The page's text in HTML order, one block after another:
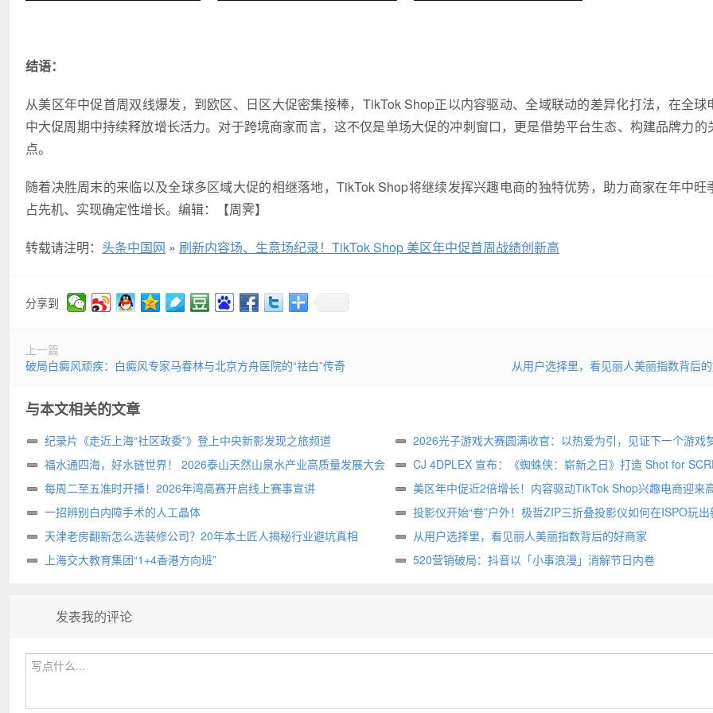
结语：
从美区年中促首周双线爆发，到欧区、日区大促密集接棒，TikTok Shop正以内容驱动、全域联动的差异化打法，在全球
中大促周期中持续释放增长活力。对于跨境商家而言，这不仅是单场大促的冲刺窗口，更是借势平台生态、构建品牌力的
点。
随着决胜周末的来临以及全球多区域大促的相继落地，TikTok Shop将继续发挥兴趣电商的独特优势，助力商家在年中旺
占先机、实现确定性增长。编辑：【周霁】
转载请注明： 头条中国网 » 刷新内容场、生意场纪录！TikTok Shop 美区年中促首周战绩创新高
分享到
上一篇
破局白癜风顽疾：白癜风专家马春林与北京方舟医院的“祛白”传奇
从用户选择里，看见丽人美丽指数背后
与本文相关的文章
纪录片《走近上海“社区政委”》登上中央新影发现之旅频道
2026光子游戏大赛圆满收官：以热爱为引，见证下一个游戏
生
福水通四海，好水链世界！ 2026泰山天然山泉水产业高质量发展大会
圆满举行
CJ 4DPLEX 宣布：《蜘蛛侠：崭新之日》打造 Shot for
属版本
每周二至五准时开播！2026年湾高赛开启线上赛事宣讲
美区年中促近2倍增长！内容驱动TikTok Shop兴趣电商迎来
一招辨别白内障手术的人工晶体
投影仪开始“卷”户外！极哲ZIP三折叠投影仪如何在ISPO玩出
样？
天津老房翻新怎么选装修公司？20年本土匠人揭秘行业避坑真相
从用户选择里，看见丽人美丽指数背后的好商家
上海交大教育集团“1+4香港方向班”
520营销破局：抖音以「小事浪漫」消解节日内卷
发表我的评论